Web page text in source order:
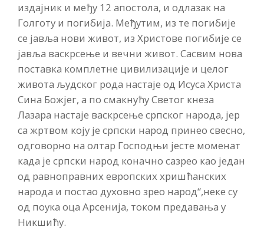
издајник и међу 12 апостола, и одлазак на
Голготу и погибија. Међутим, из те погибије
се јавља нови живот, из Христове погибије се
јавља васкрсење и вечни живот. Сасвим нова
поставка комплетне цивилизације и целог
живота људског рода настаје од Исуса Христа
Сина Божјег, а по смакнућу Светог кнеза
Лазара настаје васкрсење српског народа, јер
са жртвом коју је српски народ принео свесно,
одговорно на олтар Господњи јесте моменат
када је српски народ коначно сазрео као један
од равноправних европских хришћанских
народа и постао духовно зрео народ“,неке су
од поука оца Арсенија, током предавања у
Никшићу.